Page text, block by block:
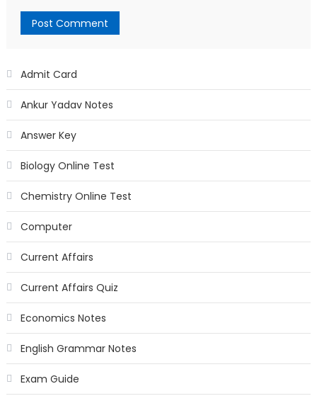
Admit Card
Ankur Yadav Notes
Answer Key
Biology Online Test
Chemistry Online Test
Computer
Current Affairs
Current Affairs Quiz
Economics Notes
English Grammar Notes
Exam Guide